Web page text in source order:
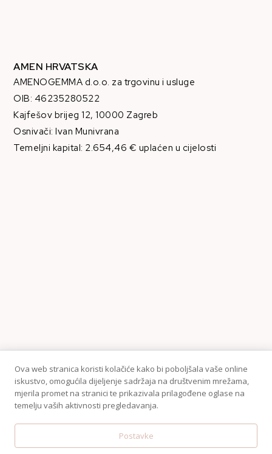
AMEN HRVATSKA
AMENOGEMMA d.o.o. za trgovinu i usluge
OIB: 46235280522
Kajfešov brijeg 12, 10000 Zagreb
Osnivači: Ivan Munivrana
Temeljni kapital: 2.654,46 € uplaćen u cijelosti
KONTAKT
Telefon:+38595 370 1487
Email: shop@amen.hr
Ova web stranica koristi kolačiće kako bi poboljšala vaše online
iskustvo, omogućila dijeljenje sadržaja na društvenim mrežama,
mjerila promet na stranici te prikazivala prilagođene oglase na
temelju vaših aktivnosti pregledavanja.
Postavke